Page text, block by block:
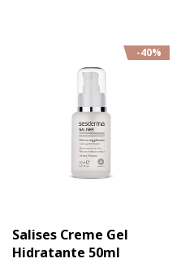
-40%
Salises Creme Gel
Hidratante 50ml